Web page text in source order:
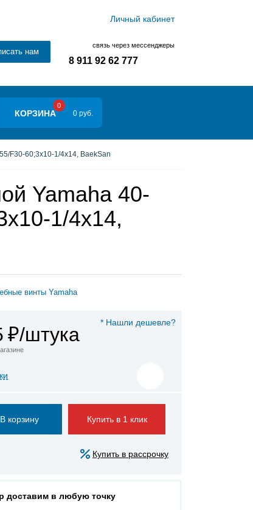
Личный кабинет
нам
связь через мессенджеры
8 911 92 62 777
КОРЗИНА
0
0 руб.
F30-60;3x10-1/4x14, BaekSan
Yamaha 40-
1/4x14,
винты Yamaha
* Нашли дешевле?
₽/штука
Купить в 1 клик
Купить в рассрочку
доставим в любую точку